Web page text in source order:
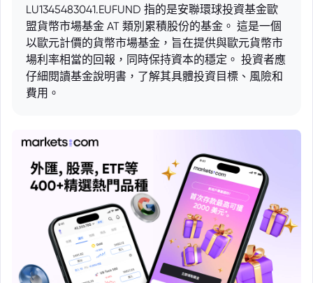
LU1345483041.EUFUND 指的是安聯環球投資基金歐
盟貨幣市場基金 AT 類別累積股份的基金。 這是一個
以歐元計價的貨幣市場基金，旨在提供與歐元貨幣市
場利率相當的回報，同時保持資本的穩定。 投資者應
仔細閱讀基金說明書，了解其具體投資目標、風險和
費用。